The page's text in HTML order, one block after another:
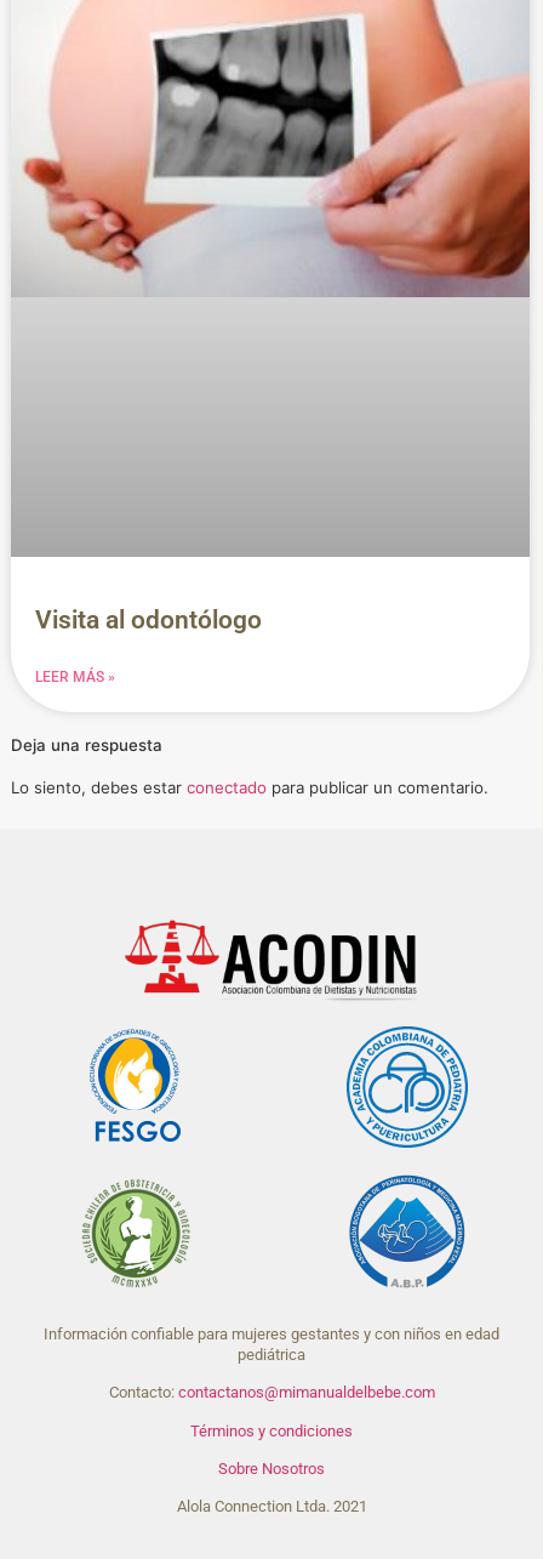
Visita al odontólogo
LEER MÁS »
Deja una respuesta
Lo siento, debes estar conectado para publicar un comentario.
Información confiable para mujeres gestantes y con niños en edad
pediátrica
Contacto: contactanos@mimanualdelbebe.com
Términos y condiciones
Sobre Nosotros
Alola Connection Ltda. 2021